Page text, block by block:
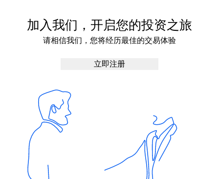
加入我们，开启您的投资之旅
请相信我们，您将经历最佳的交易体验
立即注册